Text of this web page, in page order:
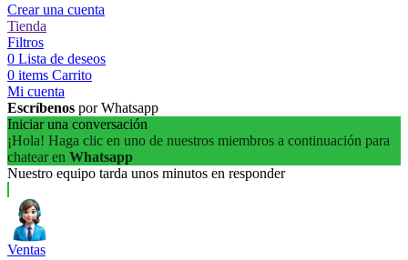
Crear una cuenta
Tienda
Filtros
0 Lista de deseos
0 items Carrito
Mi cuenta
Escríbenos por Whatsapp
Iniciar una conversación
¡Hola! Haga clic en uno de nuestros miembros a continuación para
chatear en Whatsapp
Nuestro equipo tarda unos minutos en responder
Ventas